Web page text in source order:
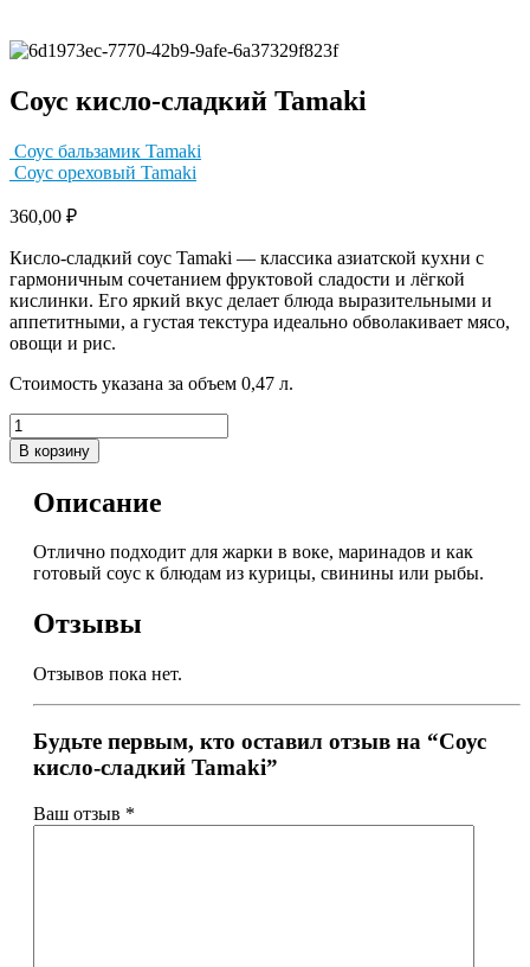
Соус кисло-сладкий Tamaki
Соус бальзамик Tamaki
Соус ореховый Tamaki
360,00 ₽
Кисло-сладкий соус Tamaki — классика азиатской кухни с
гармоничным сочетанием фруктовой сладости и лёгкой
кислинки. Его яркий вкус делает блюда выразительными и
аппетитными, а густая текстура идеально обволакивает мясо,
овощи и рис.
Стоимость указана за объем 0,47 л.
В корзину
Описание
Отлично подходит для жарки в воке, маринадов и как
готовый соус к блюдам из курицы, свинины или рыбы.
Отзывы
Отзывов пока нет.
Будьте первым, кто оставил отзыв на “Соус
кисло-сладкий Tamaki”
Ваш отзыв *